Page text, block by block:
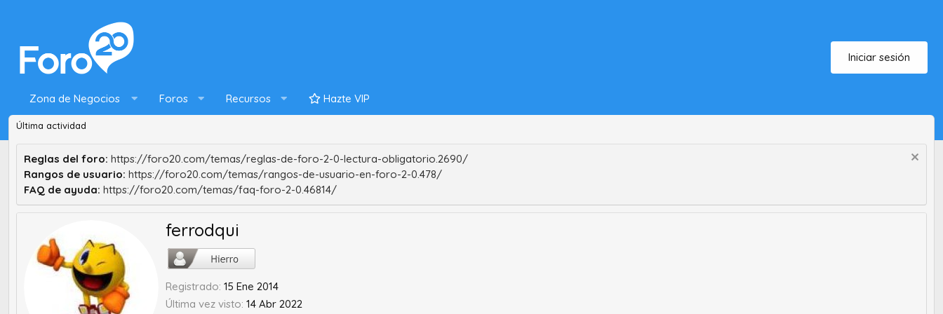
Iniciar sesión
Zona de Negocios Foros Recursos Hazte VIP
Última actividad
Reglas del foro: https://foro20.com/temas/reglas-de-foro-2-0-lectura-obligatorio.2690/
Rangos de usuario: https://foro20.com/temas/rangos-de-usuario-en-foro-2-0.478/
FAQ de ayuda: https://foro20.com/temas/faq-foro-2-0.46814/
ferrodqui
Registrado 15 Ene 2014
Última vez visto 14 Abr 2022